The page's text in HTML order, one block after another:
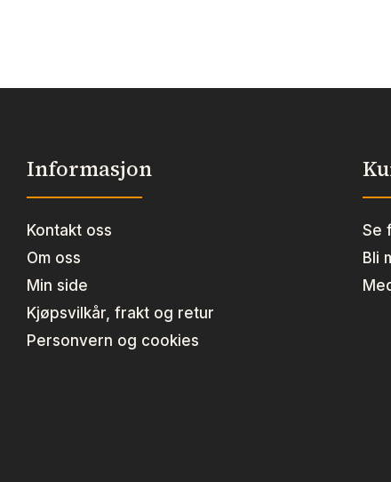
Informasjon
Kontakt oss
Om oss
Min side
Kjøpsvilkår, frakt og retur
Personvern og cookies
Se
Bli